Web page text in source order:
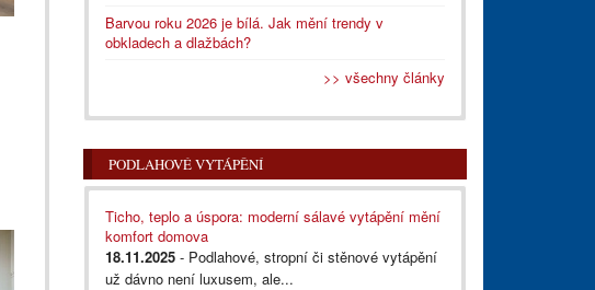
Barvou roku 2026 je bílá. Jak mění trendy v
obkladech a dlažbách?
>> všechny články
PODLAHOVÉ VYTÁPĚNÍ
Ticho, teplo a úspora: moderní sálavé vytápění mění
komfort domova
18.11.2025 - Podlahové, stropní či stěnové vytápění
už dávno není luxusem, ale...